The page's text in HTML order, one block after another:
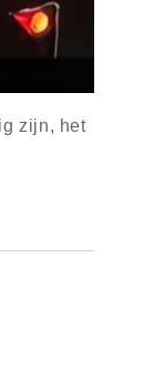
zijn, het